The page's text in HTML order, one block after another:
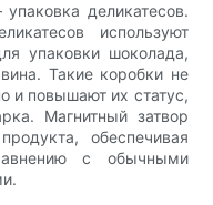
деликатесов.
используют
упаковки шоколада,
Такие коробки не
и повышают их статус,
Магнитный затвор
обеспечивая
с обычными